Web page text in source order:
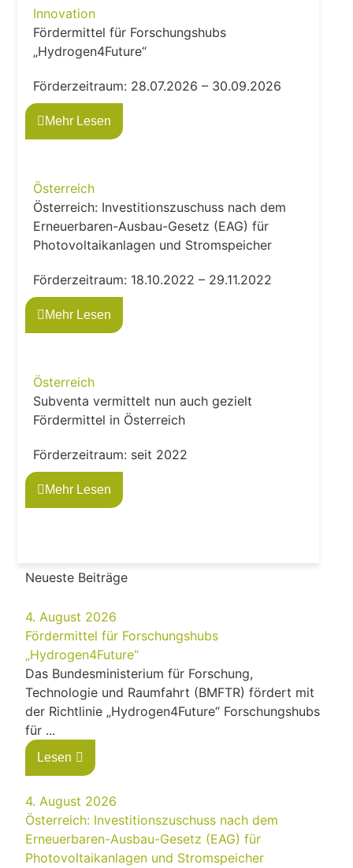
Innovation
Fördermittel für Forschungshubs
„Hydrogen4Future“
Förderzeitraum: 28.07.2026 – 30.09.2026
Mehr Lesen
Österreich
Österreich: Investitionszuschuss nach dem
Erneuerbaren-Ausbau-Gesetz (EAG) für
Photovoltaikanlagen und Stromspeicher
Förderzeitraum: 18.10.2022 – 29.11.2022
Mehr Lesen
Österreich
Subventa vermittelt nun auch gezielt
Fördermittel in Österreich
Förderzeitraum: seit 2022
Mehr Lesen
Neueste Beiträge
4. August 2026
Fördermittel für Forschungshubs
„Hydrogen4Future“
Das Bundesministerium für Forschung,
Technologie und Raumfahrt (BMFTR) fördert mit
der Richtlinie „Hydrogen4Future“ Forschungshubs
für ...
Lesen
4. August 2026
Österreich: Investitionszuschuss nach dem
Erneuerbaren-Ausbau-Gesetz (EAG) für
Photovoltaikanlagen und Stromspeicher